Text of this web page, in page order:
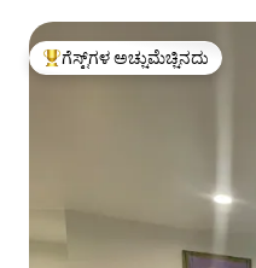
ಗೆಸ್ಟ್‌ಗಳಿಗೆ ಅತಿ ಹೆಚ್ಚು ಅಚ್ಚುಮೆಚ್ಚಿನದು
ಗೆಸ್ಟ್‌ಗಳ ಅಚ್ಚುಮೆಚ್ಚಿನದು